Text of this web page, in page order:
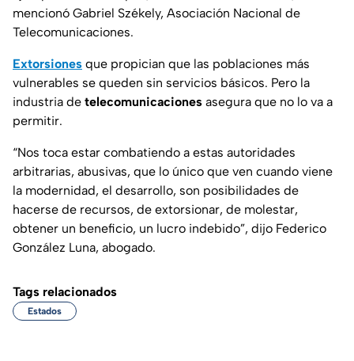
mencionó Gabriel Székely, Asociación Nacional de
Telecomunicaciones.
Extorsiones que propician que las poblaciones más
vulnerables se queden sin servicios básicos. Pero la
industria de telecomunicaciones asegura que no lo va a
permitir.
“Nos toca estar combatiendo a estas autoridades
arbitrarias, abusivas, que lo único que ven cuando viene
la modernidad, el desarrollo, son posibilidades de
hacerse de recursos, de extorsionar, de molestar,
obtener un beneficio, un lucro indebido”, dijo Federico
González Luna, abogado.
Tags relacionados
Estados